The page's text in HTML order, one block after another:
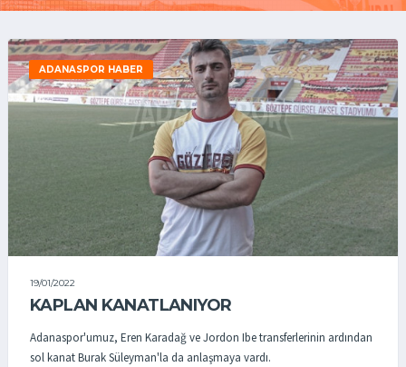
ADANASPOR HABER
19/01/2022
KAPLAN KANATLANIYOR
Adanaspor'umuz, Eren Karadağ ve Jordon Ibe transferlerinin ardından
sol kanat Burak Süleyman'la da anlaşmaya vardı.